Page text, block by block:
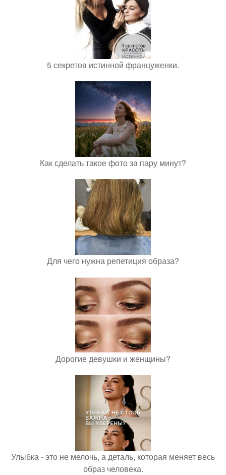
5 секретов истинной француженки.
Как сделать такое фото за пару минут?
Для чего нужна репетиция образа?
Дорогие девушки и женщины?
Улыбка - это не мелочь, а деталь, которая меняет весь
образ человека.